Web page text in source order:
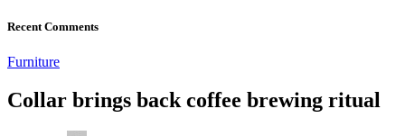
Recent Comments
Furniture
Collar brings back coffee brewing ritual